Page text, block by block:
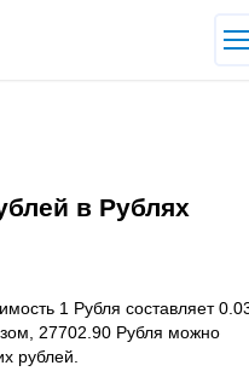
в Рублях
1 Рубля составляет
27702.90 Рубля можно
рублей.